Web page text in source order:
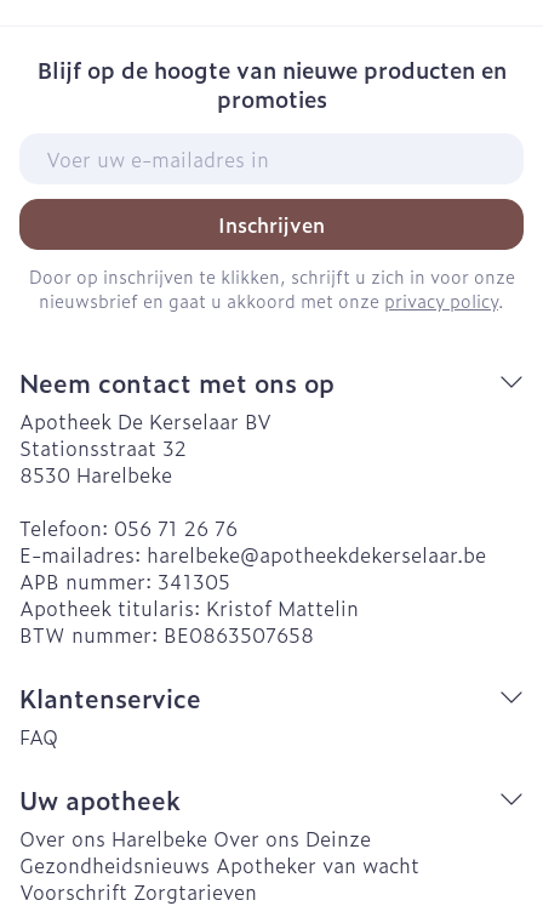
Blijf op de hoogte van nieuwe producten en
promoties
Inschrijven
Door op inschrijven te klikken, schrijft u zich in voor onze
nieuwsbrief en gaat u akkoord met onze privacy policy.
Neem contact met ons op
Apotheek De Kerselaar BV
Stationsstraat 32
8530 Harelbeke
Telefoon: 056 71 26 76
E-mailadres: harelbeke@apotheekdekerselaar.be
APB nummer: 341305
Apotheek titularis: Kristof Mattelin
BTW nummer: BE0863507658
Klantenservice
FAQ
Uw apotheek
Over ons Harelbeke Over ons Deinze
Gezondheidsnieuws Apotheker van wacht
Voorschrift Zorgtarieven